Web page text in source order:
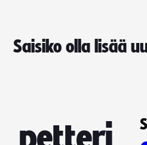
Saisiko olla lisää